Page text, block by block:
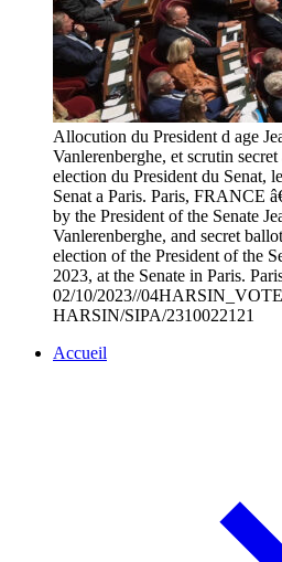
Allocution du President d age
Vanlerenberghe, et scrutin
election du President du Senat,
Senat a Paris. Paris, FRANCE
by the President of the Senate
Vanlerenberghe, and secret
election of the President of the
2023, at the Senate in Paris.
02/10/2023//
HARSIN/SIPA/2310022121
Accueil